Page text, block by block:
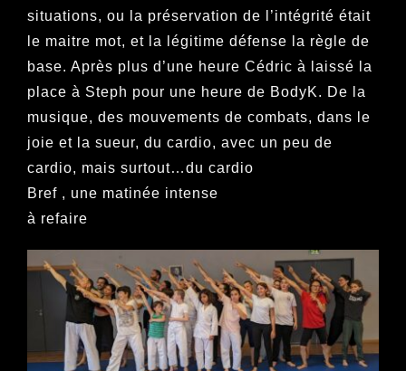
situations, ou la préservation de l’intégrité était
le maitre mot, et la légitime défense la règle de
base. Après plus d’une heure Cédric à laissé la
place à Steph pour une heure de BodyK. De la
musique, des mouvements de combats, dans le
joie et la sueur, du cardio, avec un peu de
cardio, mais surtout…du cardio
Bref , une matinée intense
à refaire